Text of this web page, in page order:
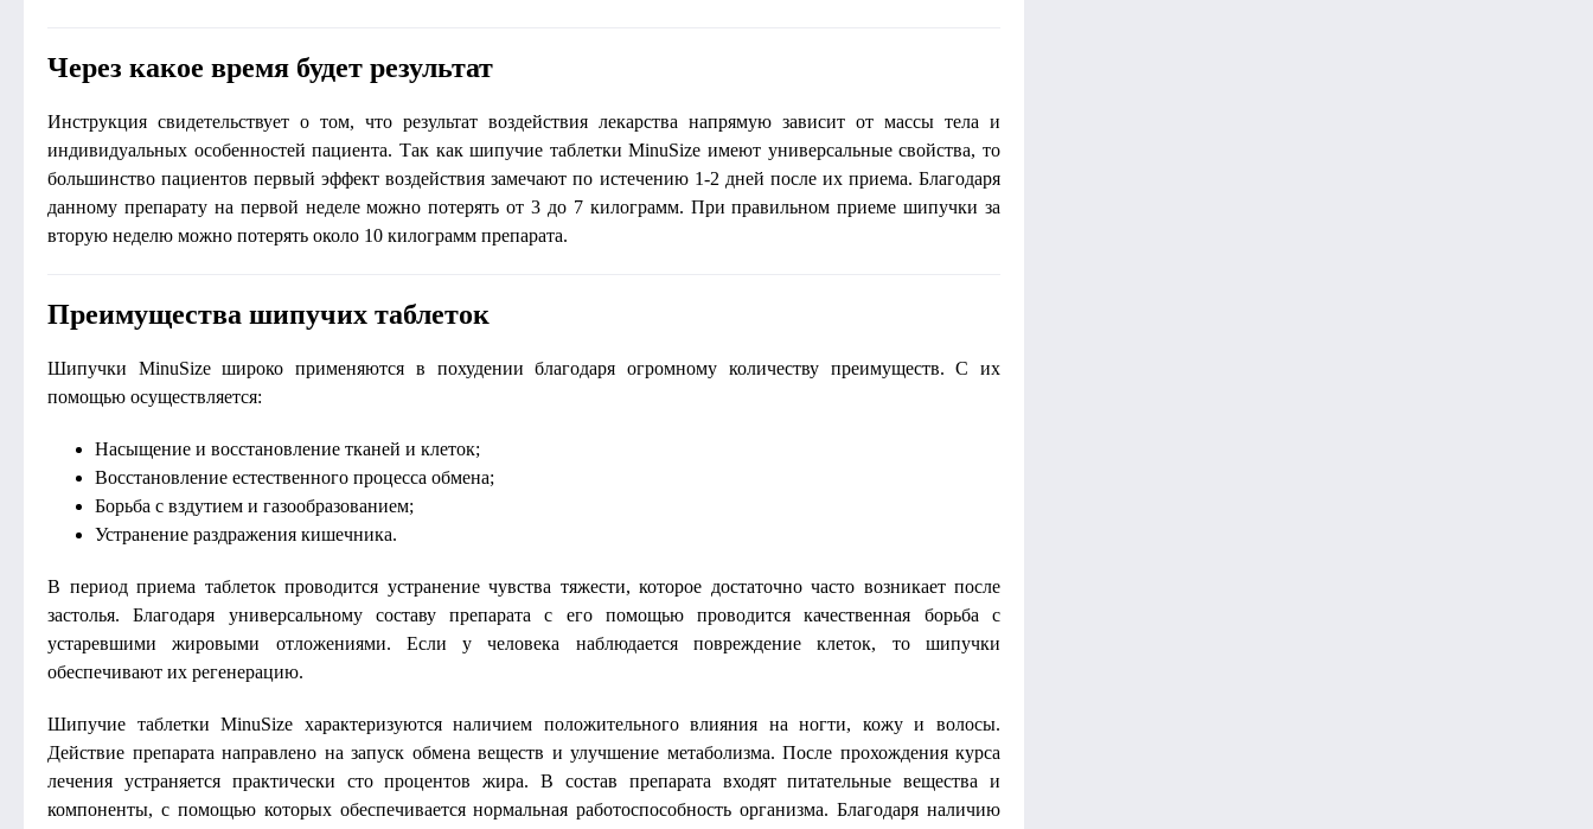
Через какое время будет результат
Инструкция свидетельствует о том, что результат воздействия лекарства напрямую зависит от массы тела и
индивидуальных особенностей пациента. Так как шипучие таблетки MinuSize имеют универсальные свойства, то
большинство пациентов первый эффект воздействия замечают по истечению 1-2 дней после их приема. Благодаря
данному препарату на первой неделе можно потерять от 3 до 7 килограмм. При правильном приеме шипучки за
вторую неделю можно потерять около 10 килограмм препарата.
Преимущества шипучих таблеток
Шипучки MinuSize широко применяются в похудении благодаря огромному количеству преимуществ. С их
помощью осуществляется:
Насыщение и восстановление тканей и клеток;
Восстановление естественного процесса обмена;
Борьба с вздутием и газообразованием;
Устранение раздражения кишечника.
В период приема таблеток проводится устранение чувства тяжести, которое достаточно часто возникает после
застолья. Благодаря универсальному составу препарата с его помощью проводится качественная борьба с
устаревшими жировыми отложениями. Если у человека наблюдается повреждение клеток, то шипучки
обеспечивают их регенерацию.
Шипучие таблетки MinuSize характеризуются наличием положительного влияния на ногти, кожу и волосы.
Действие препарата направлено на запуск обмена веществ и улучшение метаболизма. После прохождения курса
лечения устраняется практически сто процентов жира. В состав препарата входят питательные вещества и
компоненты, с помощью которых обеспечивается нормальная работоспособность организма. Благодаря наличию